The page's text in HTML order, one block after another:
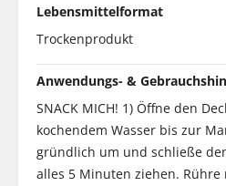
Lebensmittelformat
Trockenprodukt
Anwendungs- &
SNACK MICH! 1) Öffne den
kochendem Wasser bis zur
gründlich um und schließe
alles 5 Minuten ziehen. Rühre